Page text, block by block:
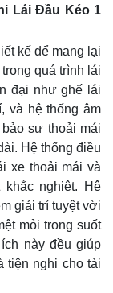
Lái Đầu Kéo 1
kế để mang lại
quá trình lái
đại như ghế lái
và hệ thống âm
sự thoải mái
Hệ thống điều
xe thoải mái và
nghiệt. Hệ
giải trí tuyệt vời
mỏi trong suốt
này đều giúp
tiện nghi cho tài